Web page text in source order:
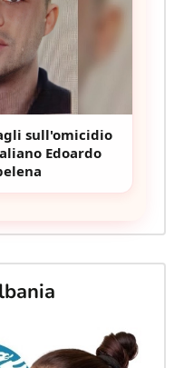
sull'omicidio
Edoardo